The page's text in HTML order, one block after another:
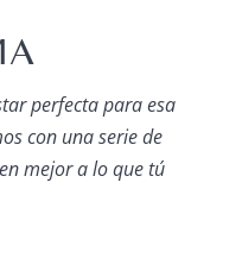
perfecta para esa
con una serie de
mejor a lo que tú